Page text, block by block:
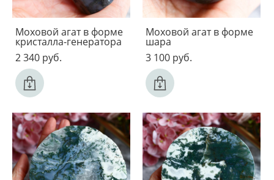
Моховой агат в форме
кристалла-генератора
2 340 pуб.
Моховой агат в форме
шара
3 100 pуб.